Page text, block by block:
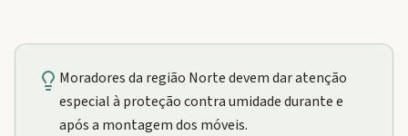
Moradores da região Norte devem dar atenção
especial à proteção contra umidade durante e
após a montagem dos móveis.